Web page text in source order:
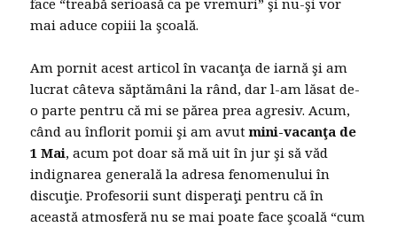
face “treabă serioasă ca pe vremuri” şi nu-şi vor
mai aduce copiii la şcoală.
Am pornit acest articol în vacanţa de iarnă şi am
lucrat câteva săptămâni la rând, dar l-am lăsat de-
o parte pentru că mi se părea prea agresiv. Acum,
când au înflorit pomii şi am avutmini-vacanţa de
1 Mai, acum pot doar să mă uit în jur şi să văd
indignarea generală la adresa fenomenului în
discuţie. Profesorii sunt disperaţi pentru că în
această atmosferă nu se mai poate face şcoală “cum